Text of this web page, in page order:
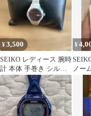
¥3,500
SEIKO レディース 腕時
計 本体 手巻き シルバ
ー充電切れ
¥
ノー
ペシ